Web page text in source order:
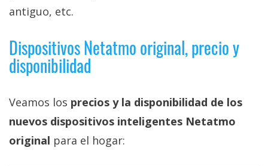
antiguo, etc.
Dispositivos Netatmo original, precio y
disponibilidad
Veamos los precios y la disponibilidad de los
nuevos dispositivos inteligentes Netatmo
original para el hogar: